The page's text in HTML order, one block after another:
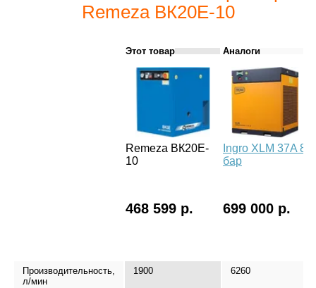
Remeza ВК20E-10
Этот товар Аналоги
Remeza ВК20E-
10
Ingro XLM 37A 8
бар
468 599 р. 699 000 р.
Производительность,
л/мин
1900 6260